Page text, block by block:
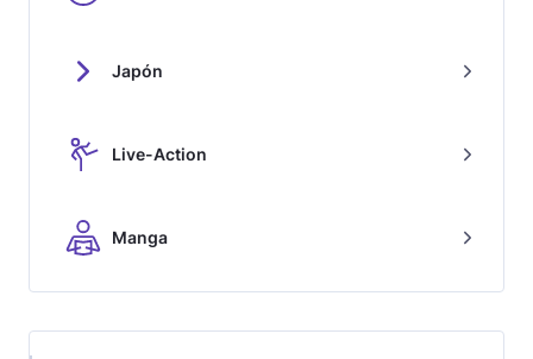
Japón
Live-Action
Manga